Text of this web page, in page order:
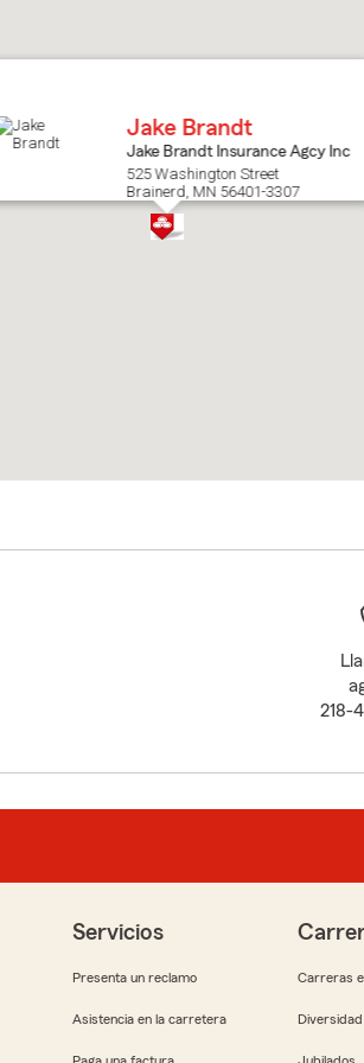
Jake Brandt
Jake Brandt Insurance Agcy Inc
525 Washington Street
Brainerd, MN 56401-3307
218-
Servicios
Presenta un reclamo
Asistencia en la carretera
Carreras